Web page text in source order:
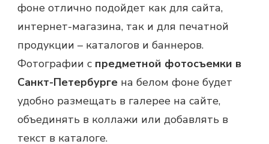
фоне отлично подойдет как для сайта,
интернет-магазина, так и для печатной
продукции – каталогов и баннеров.
Фотографии с предметной фотосъемки в
Санкт-Петербурге на белом фоне будет
удобно размещать в галерее на сайте,
объединять в коллажи или добавлять в
текст в каталоге.